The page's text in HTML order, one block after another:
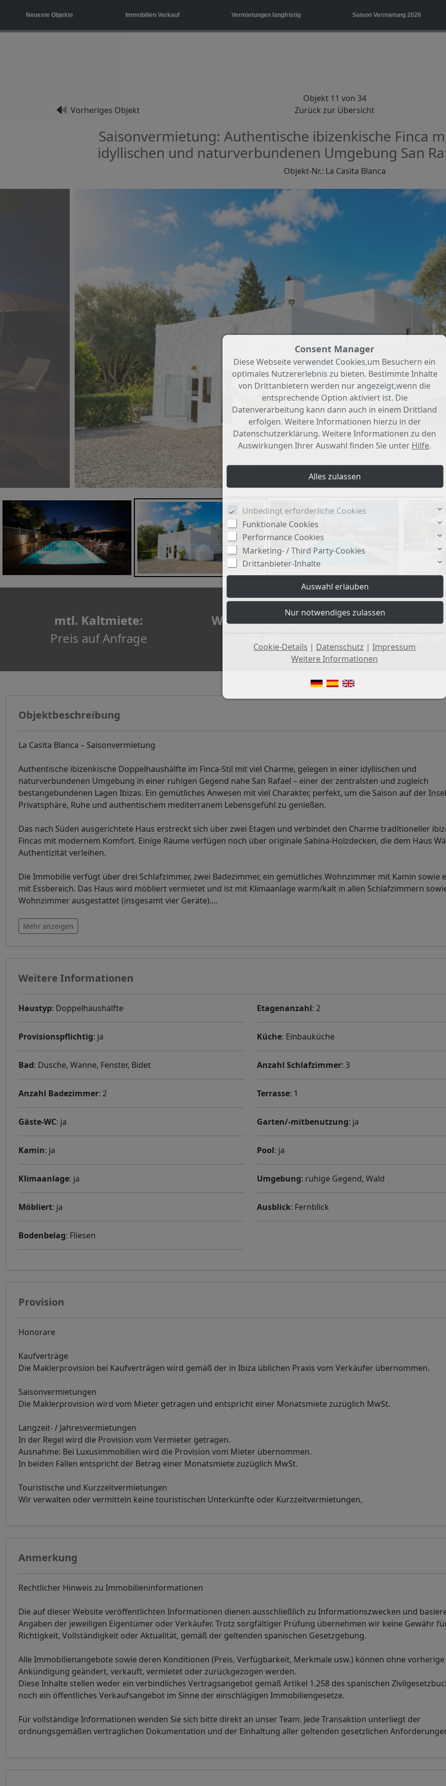
Neueste Objekte Immobilien Verkauf Vermietungen langfristig Saison Vermietung 2026
Objekt 11 von 34
Vorheriges Objekt Zurück zur Übersicht
Saisonvermietung: Authentische ibizenkische Finca
idyllischen und naturverbundenen Umgebung San
Objekt-Nr.: La Casita Blanca
mtl. Kaltmiete:
Preis auf Anfrage
Wohnfläche ca.:
130 m²
Grundstück
8.000 m²
Objektbeschreibung
La Casita Blanca – Saisonvermietung
Authentische ibizenkische Doppelhaushälfte im Finca-Stil mit viel Charme, gelegen in einer idyllischen und
naturverbundenen Umgebung in einer ruhigen Gegend nahe San Rafael – einer der zentralsten und zugleich
bestangebundenen Lagen Ibizas. Ein gemütliches Anwesen mit viel Charakter, perfekt, um die Saison auf der
Privatsphäre, Ruhe und authentischem mediterranem Lebensgefühl zu genießen.
Das nach Süden ausgerichtete Haus erstreckt sich über zwei Etagen und verbindet den Charme traditioneller
Fincas mit modernem Komfort. Einige Räume verfügen noch über originale Sabina-Holzdecken, die dem Haus
Authentizität verleihen.
Die Immobilie verfügt über drei Schlafzimmer, zwei Badezimmer, ein gemütliches Wohnzimmer mit Kamin sowie
mit Essbereich. Das Haus wird möbliert vermietet und ist mit Klimaanlage warm/kalt in allen Schlafzimmern
Wohnzimmer ausgestattet (insgesamt vier Geräte).…
Mehr anzeigen
Weitere Informationen
Haustyp: Doppelhaushälfte Etagenanzahl: 2
Provisionspflichtig: ja Küche: Einbauküche
Bad: Dusche, Wanne, Fenster, Bidet Anzahl Schlafzimmer: 3
Anzahl Badezimmer: 2 Terrasse: 1
Gäste-WC: ja Garten/-mitbenutzung: ja
Kamin: ja Pool: ja
Klimaanlage: ja Umgebung: ruhige Gegend, Wald
Möbliert: ja Ausblick: Fernblick
Bodenbelag: Fliesen
Provision
Honorare
Kaufverträge
Die Maklerprovision bei Kaufverträgen wird gemäß der in Ibiza üblichen Praxis vom Verkäufer übernommen.
Saisonvermietungen
Die Maklerprovision wird vom Mieter getragen und entspricht einer Monatsmiete zuzüglich MwSt.
Langzeit- / Jahresvermietungen
In der Regel wird die Provision vom Vermieter getragen.
Ausnahme: Bei Luxusimmobilien wird die Provision vom Mieter übernommen.
In beiden Fällen entspricht der Betrag einer Monatsmiete zuzüglich MwSt.
Touristische und Kurzzeitvermietungen
Wir verwalten oder vermitteln keine touristischen Unterkünfte oder Kurzzeitvermietungen,
Anmerkung
Rechtlicher Hinweis zu Immobilieninformationen
Die auf dieser Website veröffentlichten Informationen dienen ausschließlich zu Informationszwecken und
Angaben der jeweiligen Eigentümer oder Verkäufer. Trotz sorgfältiger Prüfung übernehmen wir keine Gewähr
Richtigkeit, Vollständigkeit oder Aktualität, gemäß der geltenden spanischen Gesetzgebung.
Alle Immobilienangebote sowie deren Konditionen (Preis, Verfügbarkeit, Merkmale usw.) können ohne vorherige
Ankündigung geändert, verkauft, vermietet oder zurückgezogen werden.
Diese Inhalte stellen weder ein verbindliches Vertragsangebot gemäß Artikel 1.258 des spanischen
noch ein öffentliches Verkaufsangebot im Sinne der einschlägigen Immobiliengesetze.
Für vollständige Informationen wenden Sie sich bitte direkt an unser Team. Jede Transaktion unterliegt der
ordnungsgemäßen vertraglichen Dokumentation und der Einhaltung aller geltenden gesetzlichen
Consent Manager
Diese Webseite verwendet Cookies,um Besuchern ein
optimales Nutzererlebnis zu bieten. Bestimmte Inhalte
von Drittanbietern werden nur angezeigt,wenn die
entsprechende Option aktiviert ist. Die
Datenverarbeitung kann dann auch in einem Drittland
erfolgen. Weitere Informationen hierzu in der
Datenschutzerklärung. Weitere Informationen zu den
Auswirkungen Ihrer Auswahl finden Sie unter Hilfe.
Unbedingt erforderliche Cookies
Funktionale Cookies
Performance Cookies
Marketing- / Third Party-Cookies
Drittanbieter-Inhalte
Cookie-Details | Datenschutz | Impressum
Weitere Informationen